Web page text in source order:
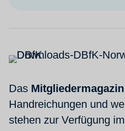
Das Mitgliedermagazin
Handreichungen und
stehen zur Verfügung im